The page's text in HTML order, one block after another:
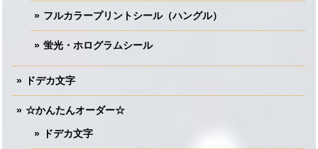
フルカラープリントシール（ハングル）
蛍光・ホログラムシール
ドデカ文字
☆かんたんオーダー☆
ドデカ文字